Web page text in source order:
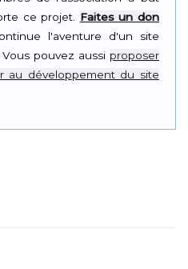
ce projet. Faites un don
l'aventure d'un site
pouvez aussi proposer
au développement du site